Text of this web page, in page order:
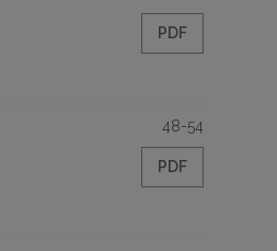
PDF
48-54
PDF